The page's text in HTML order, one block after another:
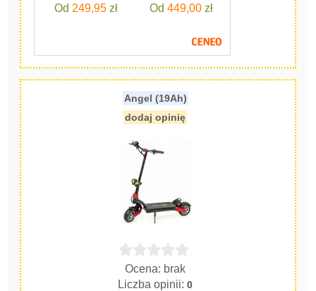
Od 249,95zł
Od 449,00zł
Angel (19Ah)
dodaj opinię
Ocena: brak
Liczba opinii:0